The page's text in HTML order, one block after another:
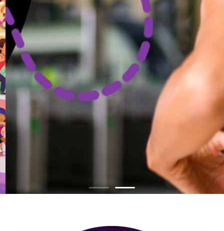
Doe mee!